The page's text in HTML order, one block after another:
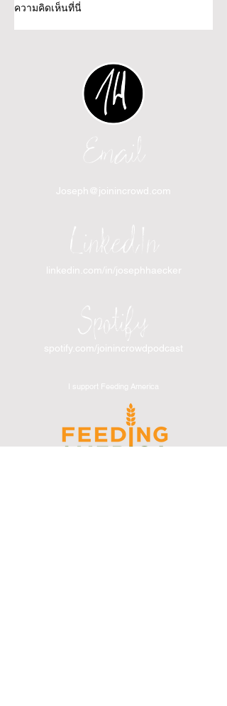
ความคิดเห็นที่นี่
Email
Joseph@joinincrowd.com
LinkedIn
linkedin.com/in/josephhaecker
Spotify
spotify.com/joinincrowdpodcast
I support Feeding America